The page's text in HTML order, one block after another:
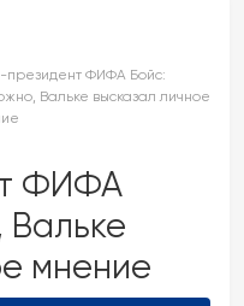
президент ФИФА Бойс:
Вальке высказал личное
ФИФА
Вальке
мнение